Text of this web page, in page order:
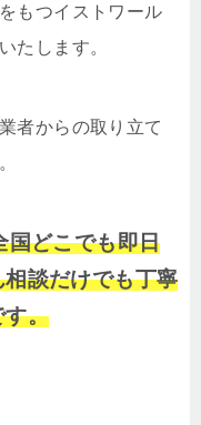
もつイストワール
たします。
者からの取り立て
国どこでも即日
談だけでも丁寧
す。